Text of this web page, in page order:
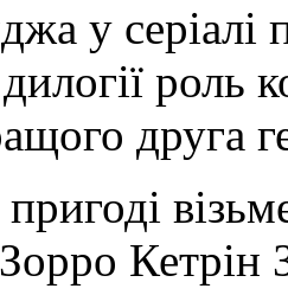
у серіалі
роль
друга